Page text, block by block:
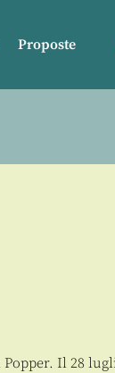
Proposte
Popper. Il 28